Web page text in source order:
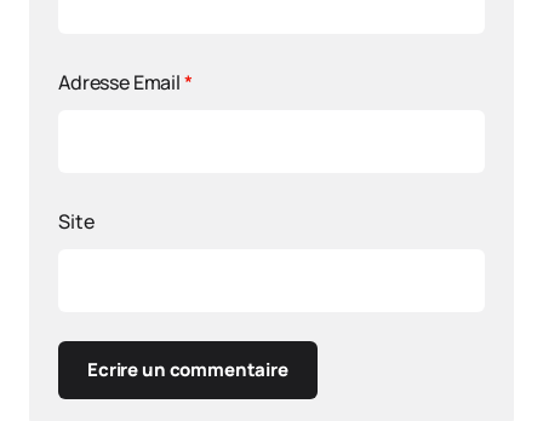
Adresse Email*
Site
Ecrire un commentaire